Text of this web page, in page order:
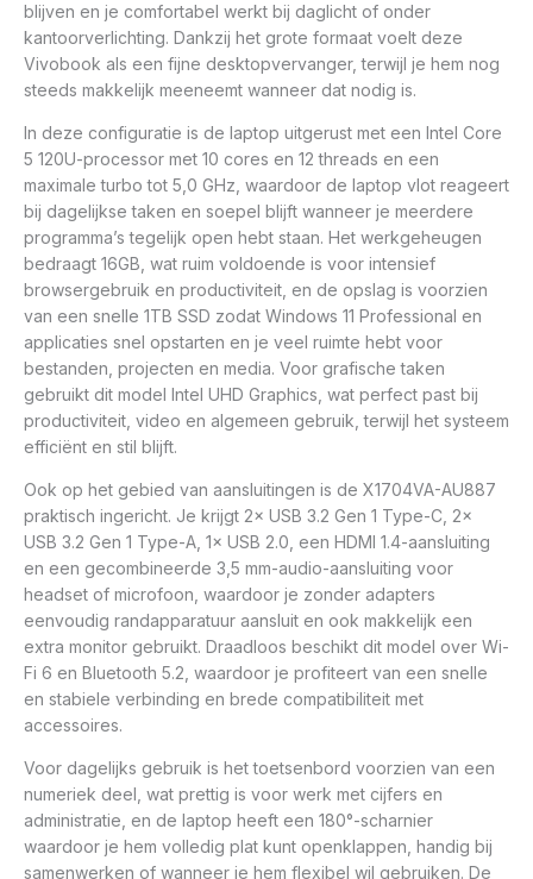
blijven en je comfortabel werkt bij daglicht of onder
kantoorverlichting. Dankzij het grote formaat voelt deze
Vivobook als een fijne desktopvervanger, terwijl je hem nog
steeds makkelijk meeneemt wanneer dat nodig is.
In deze configuratie is de laptop uitgerust met een Intel Core
5 120U-processor met 10 cores en 12 threads en een
maximale turbo tot 5,0 GHz, waardoor de laptop vlot reageert
bij dagelijkse taken en soepel blijft wanneer je meerdere
programma’s tegelijk open hebt staan. Het werkgeheugen
bedraagt 16GB, wat ruim voldoende is voor intensief
browsergebruik en productiviteit, en de opslag is voorzien
van een snelle 1TB SSD zodat Windows 11 Professional en
applicaties snel opstarten en je veel ruimte hebt voor
bestanden, projecten en media. Voor grafische taken
gebruikt dit model Intel UHD Graphics, wat perfect past bij
productiviteit, video en algemeen gebruik, terwijl het systeem
efficiënt en stil blijft.
Ook op het gebied van aansluitingen is de X1704VA-AU887
praktisch ingericht. Je krijgt 2× USB 3.2 Gen 1 Type-C, 2×
USB 3.2 Gen 1 Type-A, 1× USB 2.0, een HDMI 1.4-aansluiting
en een gecombineerde 3,5 mm-audio-aansluiting voor
headset of microfoon, waardoor je zonder adapters
eenvoudig randapparatuur aansluit en ook makkelijk een
extra monitor gebruikt. Draadloos beschikt dit model over Wi-
Fi 6 en Bluetooth 5.2, waardoor je profiteert van een snelle
en stabiele verbinding en brede compatibiliteit met
accessoires.
Voor dagelijks gebruik is het toetsenbord voorzien van een
numeriek deel, wat prettig is voor werk met cijfers en
administratie, en de laptop heeft een 180°-scharnier
waardoor je hem volledig plat kunt openklappen, handig bij
samenwerken of wanneer je hem flexibel wil gebruiken. De